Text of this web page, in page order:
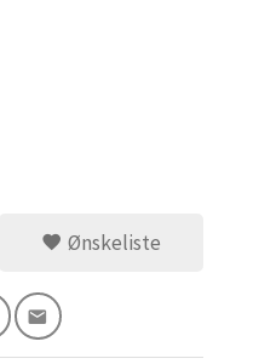
Ønskeliste